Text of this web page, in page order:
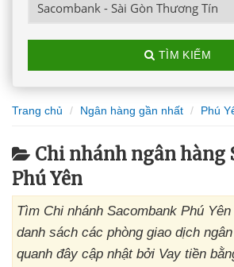
TÌM KIẾM
Trang chủ Ngân hàng gần nhất Phú
Chi nhánh ngân hàng
Phú Yên
Tìm Chi nhánh Sacombank Phú
danh sách các phòng giao dịch
quanh đây cập nhật bởi Vay tiền